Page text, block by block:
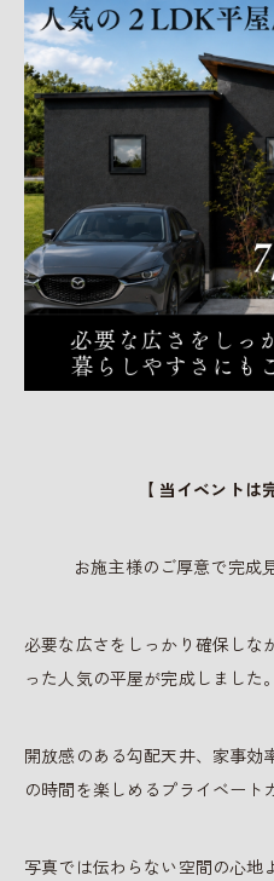
【 当イベントは
お施主様のご厚意で完成
必要な広さをしっかり確保しな
った人気の平屋が完成しました。
開放感のある勾配天井、家事効
の時間を楽しめるプライベート
写真では伝わらない空間の心地